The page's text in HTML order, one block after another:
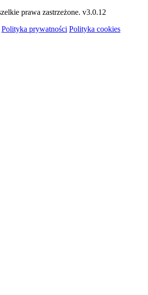
prawa zastrzeżone. v3.0.12
Polityka prywatności Polityka cookies